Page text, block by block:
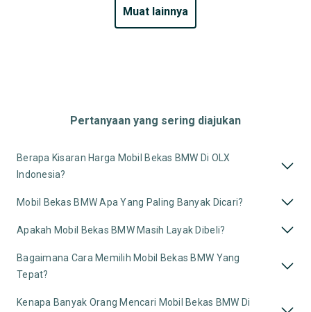
muat lainnya
Pertanyaan yang sering diajukan
Berapa Kisaran Harga Mobil Bekas BMW Di OLX
Indonesia?
Mobil Bekas BMW Apa Yang Paling Banyak Dicari?
Apakah Mobil Bekas BMW Masih Layak Dibeli?
Bagaimana Cara Memilih Mobil Bekas BMW Yang
Tepat?
Kenapa Banyak Orang Mencari Mobil Bekas BMW Di